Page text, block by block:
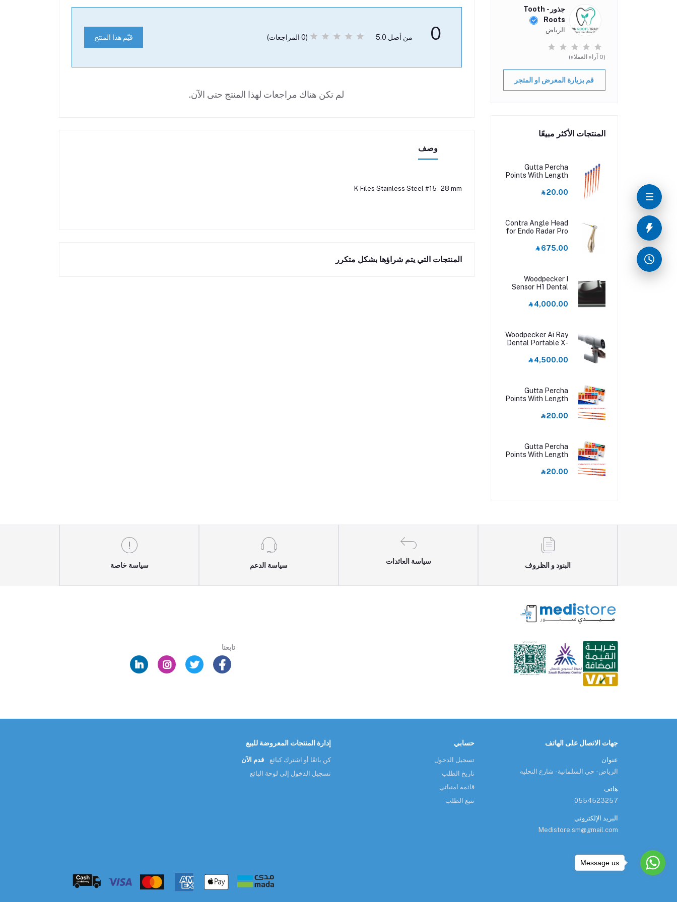
جذور - Tooth
Roots
الرياض
(0 آراء العملاء)
قم بزيارة المعرض او المتجر
المنتجات الأكثر مبيعًا
Gutta Percha
Points With Length
‎⃁ 20.00
Contra Angle Head
for Endo Radar Pro
‎⃁ 675.00
Woodpecker I
Sensor H1 Dental
‎⃁ 4,000.00
Woodpecker Ai Ray
Dental Portable X-
‎⃁ 4,500.00
Gutta Percha
Points With Length
‎⃁ 20.00
Gutta Percha
Points With Length
‎⃁ 20.00
0 من أصل 5.0 (0 المراجعات) قيّم هذا المنتج
لم تكن هناك مراجعات لهذا المنتج حتى الآن.
وصف
K-Files Stainless Steel #15 - 28 mm
المنتجات التي يتم شراؤها بشكل متكرر
البنود و الظروف
سياسة العائدات
سياسة الدعم سياسة خاصة
تابعنا
جهات الاتصال على الهاتف
عنوان
الرياض - حي السلمانية - شارع التحليه
هاتف
0554523257
البريد الإلكتروني
Medistore.sm@gmail.com
حسابي
تسجيل الدخول
تاريخ الطلب
قائمة امنياتي
تتبع الطلب
إدارة المنتجات المعروضة للبيع
كن بائعًا أو اشترك كبائع
قدم الآن
تسجيل الدخول إلى لوحة البائع
Message us